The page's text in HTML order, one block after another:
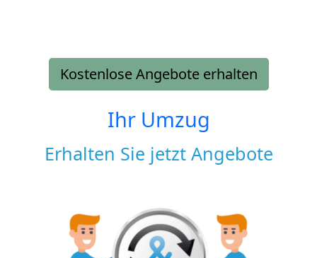
Kostenlose Angebote erhalten
Ihr Umzug
Erhalten Sie jetzt Angebote